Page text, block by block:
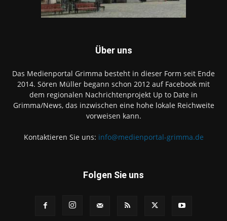
Über uns
Das Medienportal Grimma besteht in dieser Form seit Ende
2014. Sören Müller begann schon 2012 auf Facebook mit
dem regionalen Nachrichtenprojekt Up to Date in
Grimma/News, das inzwischen eine hohe lokale Reichweite
vorweisen kann.
Kontaktieren Sie uns: info@medienportal-grimma.de
Folgen Sie uns